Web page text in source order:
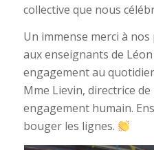
collective que nous
Un immense merci à nos
aux enseignants de
engagement au
Mme Lievin, directrice
engagement humain.
bouger les lignes.